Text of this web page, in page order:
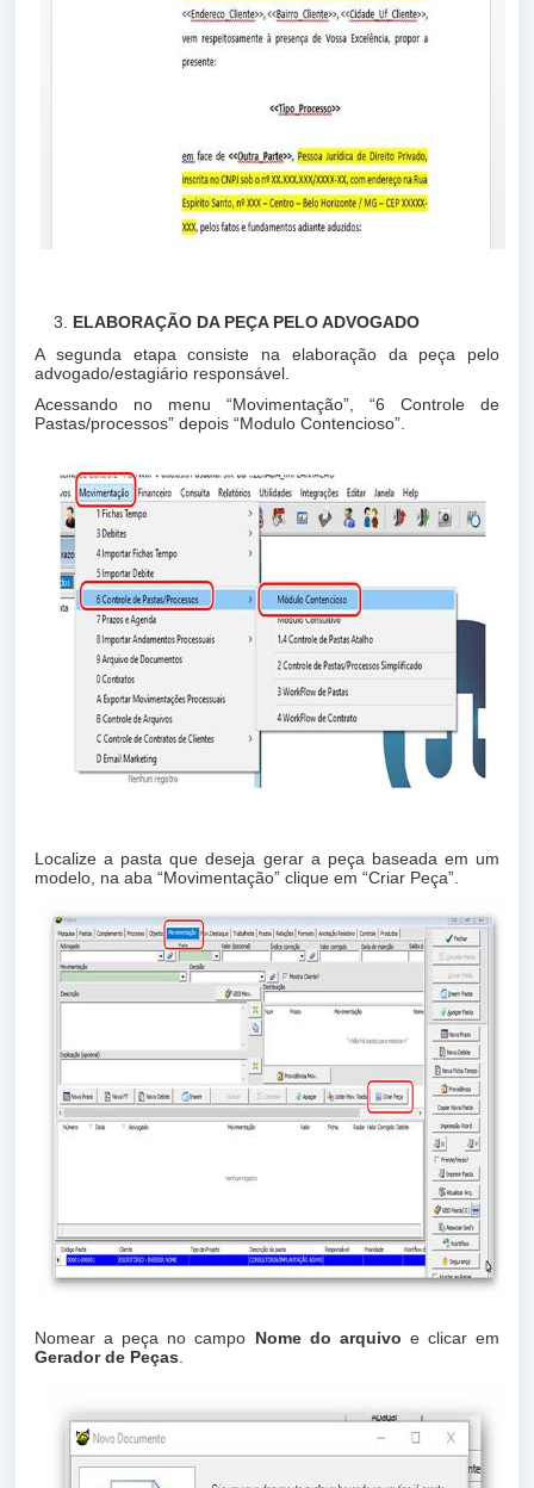
ELABORAÇÃO DA PEÇA PELO ADVOGADO
A segunda etapa consiste na elaboração da peça pelo
advogado/estagiário responsável.
Acessando no menu “Movimentação”, “6 Controle de
Pastas/processos” depois “Modulo Contencioso”.
Localize a pasta que deseja gerar a peça baseada em um
modelo, na aba “Movimentação” clique em “Criar Peça”.
Nomear a peça no campo Nome do arquivo e clicar em
Gerador de Peças